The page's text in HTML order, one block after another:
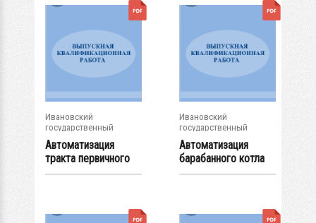
Ивановский
государственный
энергетический...
Автоматизация
тракта первичного
парапрямоточного...
Ивановский
государственный
энергетический...
Автоматизация
барабанного котла
ТГМ-104